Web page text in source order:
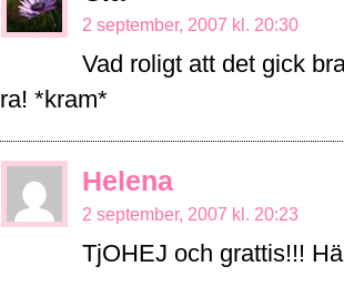
2 september, 2007 kl. 20:30
Vad roligt att det gick
*kram*
Helena
2 september, 2007 kl. 20:23
TjOHEJ och grattis!!!